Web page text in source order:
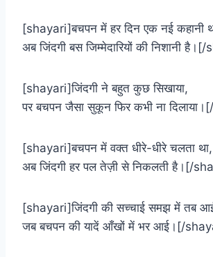
[shayari]बचपन में हर दिन एक नई कहानी
अब जिंदगी बस जिम्मेदारियों की निशानी
[shayari]जिंदगी ने बहुत कुछ सिखाया,
पर बचपन जैसा सुकून फिर कभी ना
[shayari]बचपन में वक्त धीरे-धीरे चलता था,
अब जिंदगी हर पल तेज़ी से निकलती है।[/
[shayari]जिंदगी की सच्चाई समझ में तब
जब बचपन की यादें आँखों में भर आई।[/